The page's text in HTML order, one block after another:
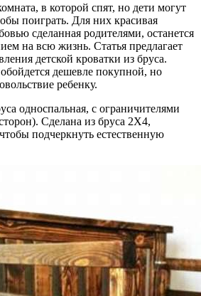
в которой спят, но дети могут
поиграть. Для них красивая
сделанная родителями, останется
на всю жизнь. Статья предлагает
детской кроватки из бруса.
дешевле покупной, но
ребенку.
односпальная, с ограничителями
Сделана из бруса 2Х4,
подчеркнуть естественную